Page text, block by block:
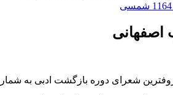
اصفهانی
شعرای دوره بازگشت ادبی به